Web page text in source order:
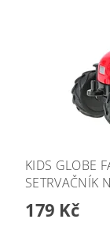
KIDS GLOBE
SETRVAČNÍK
179 Kč